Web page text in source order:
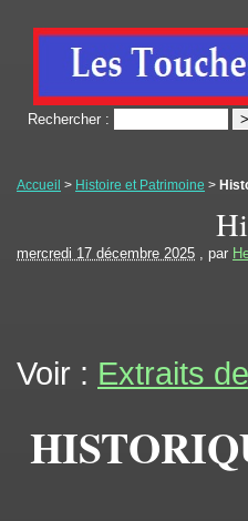
Rechercher :
Accueil > Histoire et Patrimoine >
mercredi 17 décembre 2025 , par
Voir : Extraits